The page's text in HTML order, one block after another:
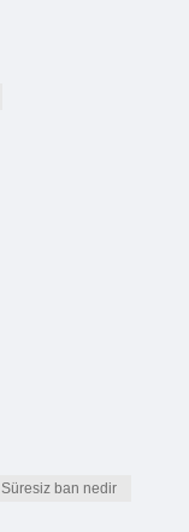
Süresiz ban nedir